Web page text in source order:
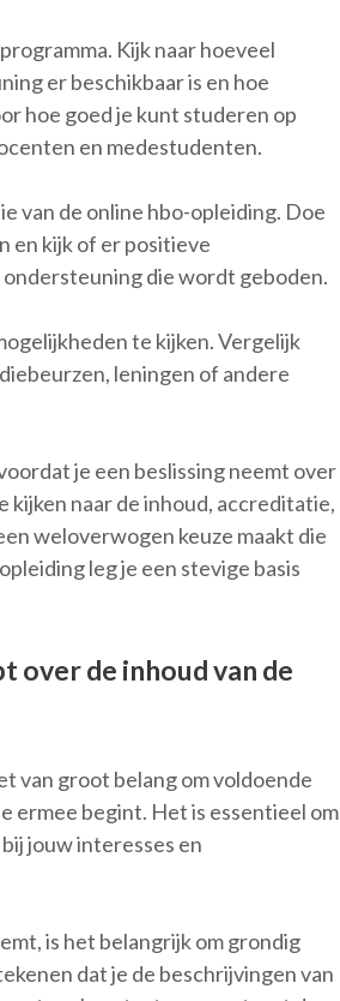
Kijk naar hoeveel
er beschikbaar is en hoe
hoe goed je kunt studeren op
en medestudenten.
van de online hbo-opleiding. Doe
en kijk of er positieve
die wordt geboden.
te kijken. Vergelijk
leningen of andere
je een beslissing neemt over
naar de inhoud, accreditatie,
weloverwogen keuze maakt die
leg je een stevige basis
de inhoud van de
van groot belang om voldoende
ermee begint. Het is essentieel om
jouw interesses en
is het belangrijk om grondig
dat je de beschrijvingen van